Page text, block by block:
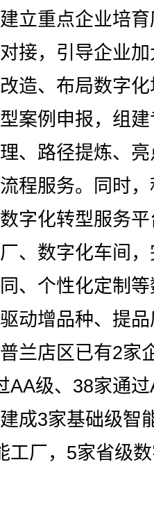
立重点企业培
接，引导企业
造、布局数字
案例申报，组
、路径提炼、
程服务。同时
字化转型服务
、数字化车间
、个性化定制
动增品种、提
兰店区已有2家
AA级、38家通
成3家基础级智
工厂，5家省级